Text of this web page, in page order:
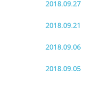
2018.09.27
2018.09.21
2018.09.06
2018.09.05